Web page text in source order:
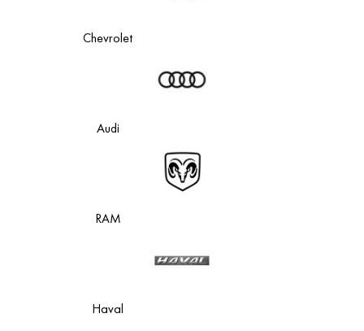
Chevrolet
Audi
RAM
Haval